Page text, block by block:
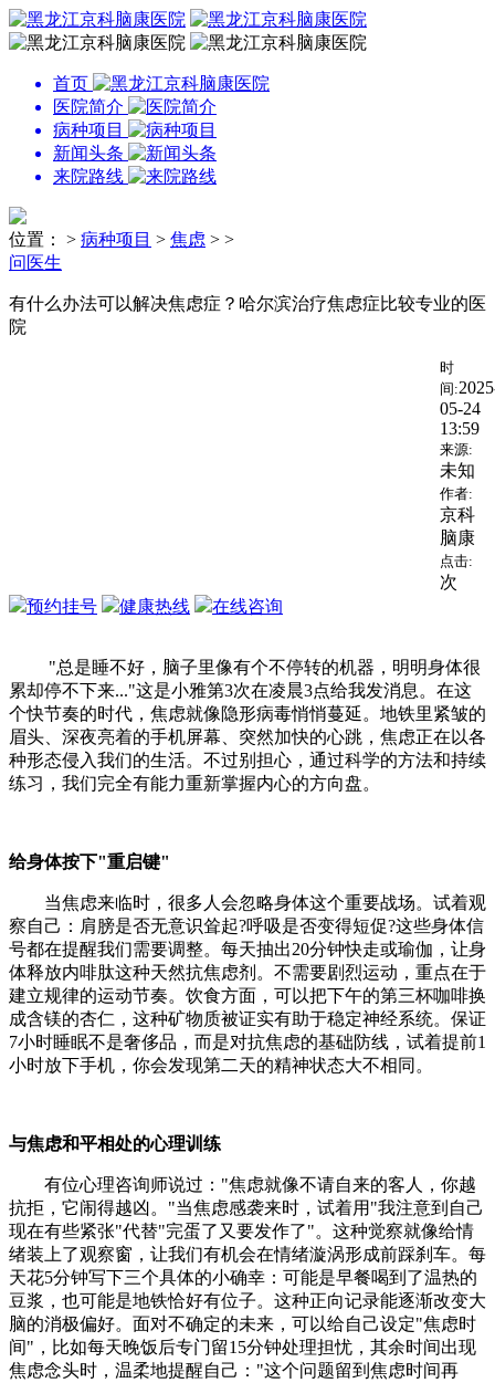
首页
医院简介
病种项目
新闻头条
来院路线
位置： > 病种项目 > 焦虑 > >
问医生
有什么办法可以解决焦虑症？哈尔滨治疗焦虑症比较专业的医
院
时
间:
05-24
13:59
来源:
未知
作者:
京科
脑康
点击:
次
预约挂号
健康热线 在线咨询
"总是睡不好，脑子里像有个不停转的机器，明明身体很
累却停不下来..."这是小雅第3次在凌晨3点给我发消息。在这
个快节奏的时代，焦虑就像隐形病毒悄悄蔓延。地铁里紧皱的
眉头、深夜亮着的手机屏幕、突然加快的心跳，焦虑正在以各
种形态侵入我们的生活。不过别担心，通过科学的方法和持续
练习，我们完全有能力重新掌握内心的方向盘。
给身体按下"重启键"
当焦虑来临时，很多人会忽略身体这个重要战场。试着观
察自己：肩膀是否无意识耸起?呼吸是否变得短促?这些身体信
号都在提醒我们需要调整。每天抽出20分钟快走或瑜伽，让身
体释放内啡肽这种天然抗焦虑剂。不需要剧烈运动，重点在于
建立规律的运动节奏。饮食方面，可以把下午的第三杯咖啡换
成含镁的杏仁，这种矿物质被证实有助于稳定神经系统。保证
7小时睡眠不是奢侈品，而是对抗焦虑的基础防线，试着提前1
小时放下手机，你会发现第二天的精神状态大不相同。
与焦虑和平相处的心理训练
有位心理咨询师说过："焦虑就像不请自来的客人，你越
抗拒，它闹得越凶。"当焦虑感袭来时，试着用"我注意到自己
现在有些紧张"代替"完蛋了又要发作了"。这种觉察就像给情
绪装上了观察窗，让我们有机会在情绪漩涡形成前踩刹车。每
天花5分钟写下三个具体的小确幸：可能是早餐喝到了温热的
豆浆，也可能是地铁恰好有位子。这种正向记录能逐渐改变大
脑的消极偏好。面对不确定的未来，可以给自己设定"焦虑时
间"，比如每天晚饭后专门留15分钟处理担忧，其余时间出现
焦虑念头时，温柔地提醒自己："这个问题留到焦虑时间再